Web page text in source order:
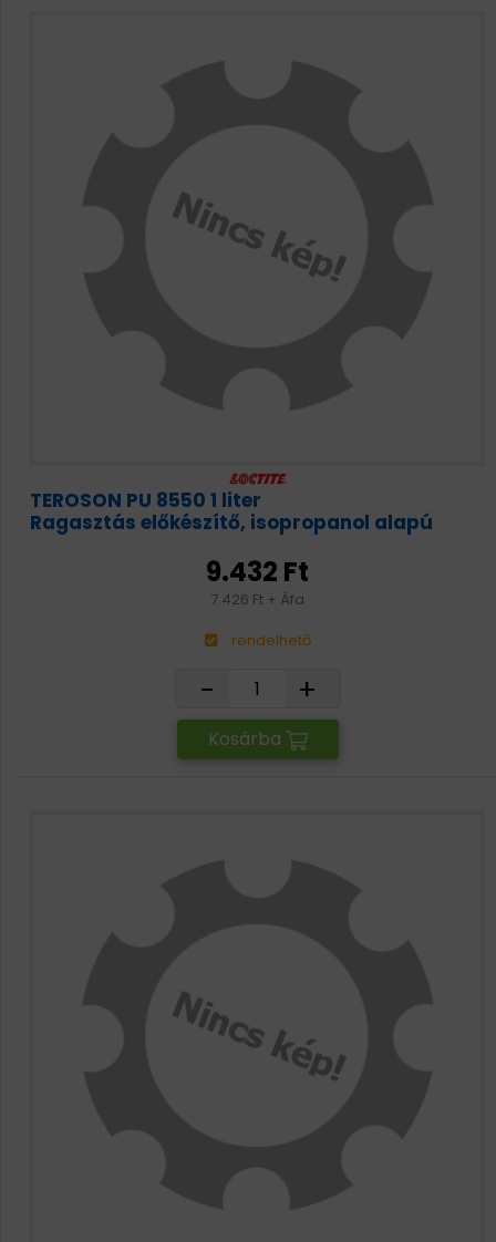
TEROSON PU 8550 1 liter
Ragasztás előkészítő, isopropanol alapú
9.432 Ft
7.426 Ft + Áfa
rendelhető
- +
Kosárba